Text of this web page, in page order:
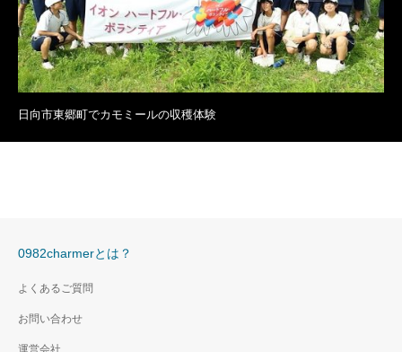
日向市東郷町でカモミールの収穫体験
0982charmerとは？
よくあるご質問
お問い合わせ
運営会社